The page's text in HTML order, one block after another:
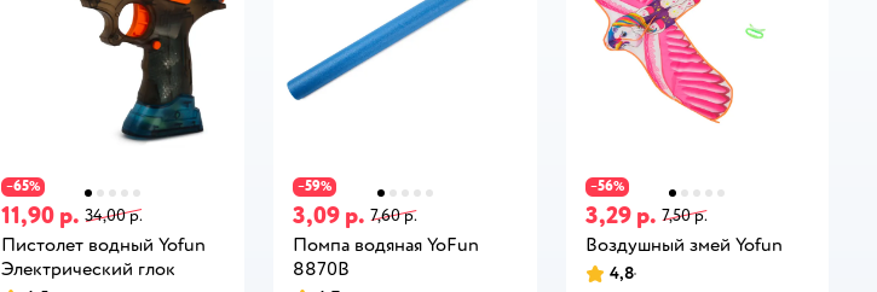
−65%
11,90 р. 34,00 р.
Пистолет водный Yofun
Электрический глок
−59%
3,09 р. 7,60 р.
Помпа водяная YoFun
8870B
−56%
3,29 р. 7,50 р.
Воздушный змей Yofun
4,8